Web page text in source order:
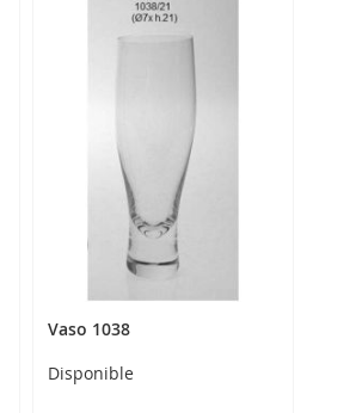
Vaso 1038
Disponible